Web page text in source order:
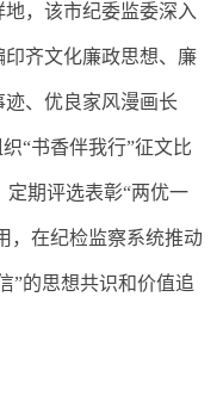
，该市纪委监委深入
齐文化廉政思想、廉
、优良家风漫画长
“书香伴我行”征文比
定期评选表彰“两优一
，在纪检监察系统推动
”的思想共识和价值追